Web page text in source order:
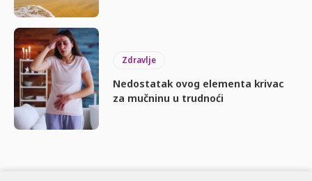
Zdravlje
Nedostatak ovog elementa krivac
za mučninu u trudnoći